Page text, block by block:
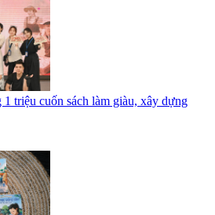
triệu cuốn sách làm giàu, xây dựng